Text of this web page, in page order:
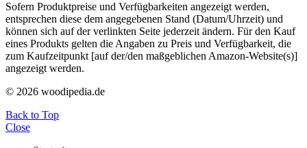
Sofern Produktpreise und Verfügbarkeiten angezeigt werden,
entsprechen diese dem angegebenen Stand (Datum/Uhrzeit) und
können sich auf der verlinkten Seite jederzeit ändern. Für den Kauf
eines Produkts gelten die Angaben zu Preis und Verfügbarkeit, die
zum Kaufzeitpunkt [auf der/den maßgeblichen Amazon-Website(s)]
angezeigt werden.
© 2026 woodipedia.de
Back to Top
Close